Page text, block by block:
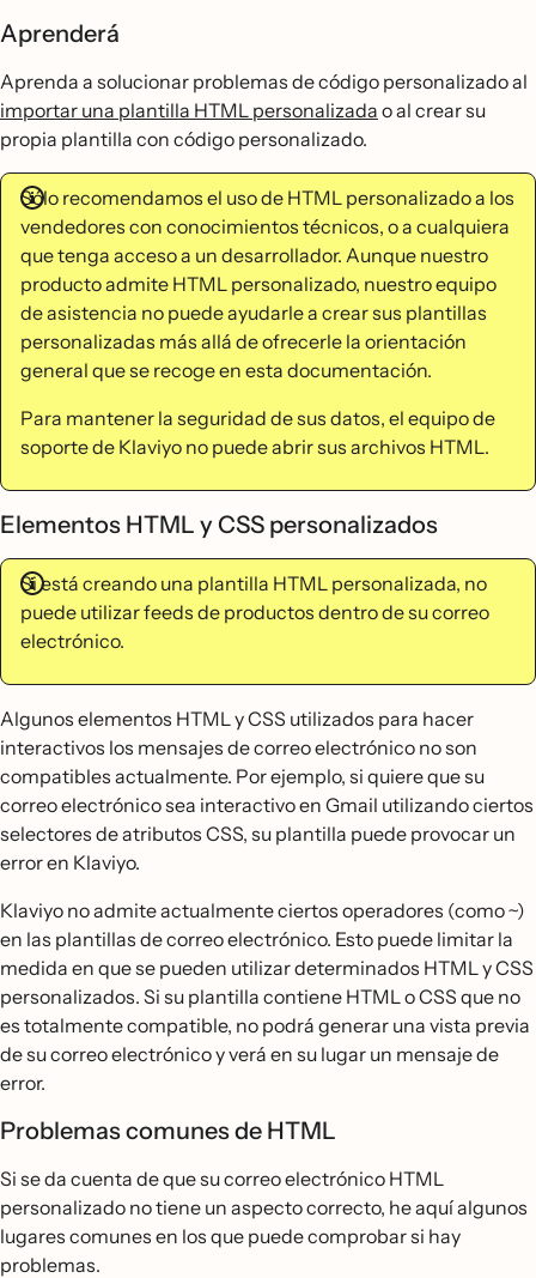
Aprenderá
Aprenda a solucionar problemas de código personalizado al
importar una plantilla HTML personalizada o al crear su
propia plantilla con código personalizado.
Sólo recomendamos el uso de HTML personalizado a los
vendedores con conocimientos técnicos, o a cualquiera
que tenga acceso a un desarrollador. Aunque nuestro
producto admite HTML personalizado, nuestro equipo
de asistencia no puede ayudarle a crear sus plantillas
personalizadas más allá de ofrecerle la orientación
general que se recoge en esta documentación.
Para mantener la seguridad de sus datos, el equipo de
soporte de Klaviyo no puede abrir sus archivos HTML.
Elementos HTML y CSS personalizados
Si está creando una plantilla HTML personalizada, no
puede utilizar feeds de productos dentro de su correo
electrónico.
Algunos elementos HTML y CSS utilizados para hacer
interactivos los mensajes de correo electrónico no son
compatibles actualmente. Por ejemplo, si quiere que su
correo electrónico sea interactivo en Gmail utilizando ciertos
selectores de atributos CSS, su plantilla puede provocar un
error en Klaviyo.
Klaviyo no admite actualmente ciertos operadores (como ~)
en las plantillas de correo electrónico. Esto puede limitar la
medida en que se pueden utilizar determinados HTML y CSS
personalizados. Si su plantilla contiene HTML o CSS que no
es totalmente compatible, no podrá generar una vista previa
de su correo electrónico y verá en su lugar un mensaje de
error.
Problemas comunes de HTML
Si se da cuenta de que su correo electrónico HTML
personalizado no tiene un aspecto correcto, he aquí algunos
lugares comunes en los que puede comprobar si hay
problemas.